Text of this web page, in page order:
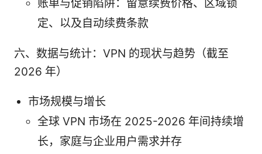
账单与促销陷阱：留意续费价格、区域锁
定、以及自动续费条款
六、数据与统计：VPN 的现状与趋势（截至
2026 年）
市场规模与增长
全球 VPN 市场在 2025-2026 年间持续增
长，家庭与企业用户需求并存